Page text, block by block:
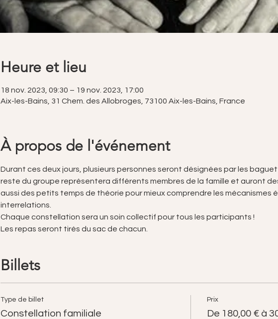
Heure et lieu
18 nov. 2023, 09:30 – 19 nov. 2023, 17:00
Aix-les-Bains, 31 Chem. des Allobroges, 73100 Aix-les-Bains, France
À propos de l'événement
Durant ces deux jours, plusieurs personnes seront désignées par les
reste du groupe représentera différents membres de la famille et auront
aussi des petits temps de théorie pour mieux comprendre les mécanismes
interrelations.
Chaque constellation sera un soin collectif pour tous les participants !
Les repas seront tirés du sac de chacun.
Billets
Type de billet
Constellation familiale
Prix
De 180,00 € à